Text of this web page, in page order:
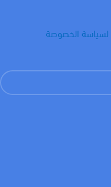
لسياسة الخصوصة